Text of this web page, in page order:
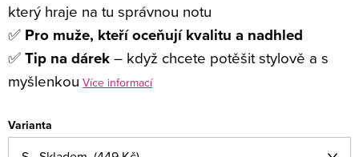
který hraje na tu správnou notu
✅ Pro muže, kteří oceňují kvalitu a nadhled
✅Tip na dárek– když chcete potěšit stylově a s
myšlenkou Více informací
Varianta